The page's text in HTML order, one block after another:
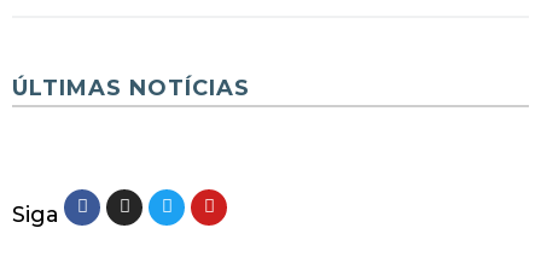
ÚLTIMAS NOTÍCIAS
Siga